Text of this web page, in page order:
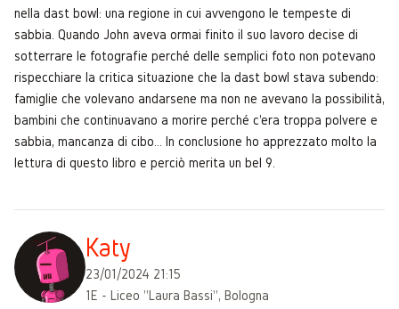
nella dast bowl: una regione in cui avvengono le tempeste di
sabbia. Quando John aveva ormai finito il suo lavoro decise di
sotterrare le fotografie perché delle semplici foto non potevano
rispecchiare la critica situazione che la dast bowl stava subendo:
famiglie che volevano andarsene ma non ne avevano la possibilità,
bambini che continuavano a morire perché c'era troppa polvere e
sabbia, mancanza di cibo… In conclusione ho apprezzato molto la
lettura di questo libro e perciò merita un bel 9.
Katy
23/01/2024 21:15
1E - Liceo "Laura Bassi", Bologna